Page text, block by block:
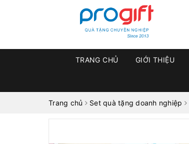
TRANG CHỦ GIỚI THIỆU
Trang chủ Set quà tặng doanh nghiệp